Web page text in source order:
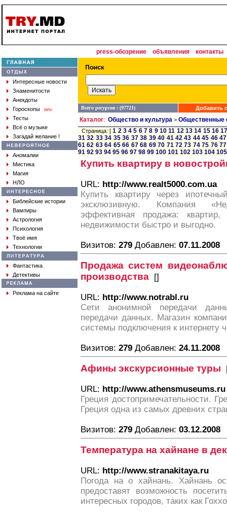
press-обозрение объявления контакты
Интересные новости
Знаменитости
Анекдоты
Гороскопы
new
Тесты
Всё о музыке
Загадай желание !
Аномалии
Мистика
Магия
НЛО
Библейские истории
Вампиры
Астрология
Психология
Твоё имя
Технологии
Фантастика
Детективы
Реклама на сайте
Всего ресурсов : (97721) Добавить
Каталог: Общество и культура > Общественные
Страница: [1 2 3 4 5 6 7 8 9 10 11 12 13 14 15 16
31 32 33 34 35 36 37 38 39 40 41 42 43 44 45 46 47
61 62 63 64 65 66 67 68 69 70 71 72 73 74 75 76 77
91 92 93 94 95 96 97 98 99 100 101 102 103 104 105
Купить квартиру в
URL: http://www.realt5000.com.ua
Купить квартиру через
эксклюзивную. Компания
эффективная продажа:
недвижимости быстро и выгодно.
Визитов: 279 Добавлен: 07.11.2008
Продажа систем
производства []
URL: http://www.notrabl.ru
Сети анонимной передачи
передачи данных. Магазин
системы подключения к интернету
Визитов: 279 Добавлен: 24.11.2008
Афины экскурсионные туры
URL: http://www.athensmuseums.ru
Греция достопримечательности.
Греция одна из самых древних
Визитов: 279 Добавлен: 03.12.2008
Температура на хайнане в
URL: http://www.stranakitaya.ru
Погода на о хайнань. Хайнань
предоставят возможность
интересных городов, таких как